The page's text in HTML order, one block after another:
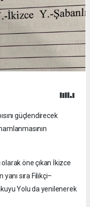
güçlendirecek
olarak öne çıkan İkizce
sıra Filikçi–
Yolu da yenilenerek